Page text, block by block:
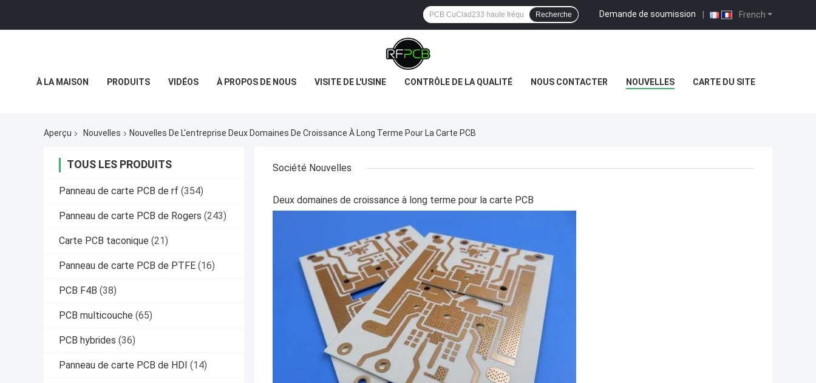
French
Demande de soumission |
Recherche
À LA MAISON PRODUITS VIDÉOS À PROPOS DE NOUS VISITE DE L'USINE CONTRÔLE DE LA QUALITÉ NOUS CONTACTER NOUVELLES CARTE DU SITE
Aperçu Nouvelles Nouvelles De L'entreprise Deux Domaines De Croissance À Long Terme Pour La Carte PCB
TOUS LES PRODUITS
Panneau de carte PCB de rf (354)
Panneau de carte PCB de Rogers (243)
Carte PCB taconique (21)
Panneau de carte PCB de PTFE (16)
PCB F4B (38)
PCB multicouche (65)
PCB hybrides (36)
Panneau de carte PCB de HDI (14)
Société Nouvelles
Deux domaines de croissance à long terme pour la carte PCB